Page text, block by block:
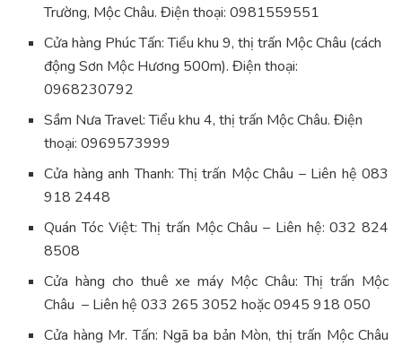
Trường, Mộc Châu. Điện thoại: 0981559551
Cửa hàng Phúc Tấn: Tiểu khu 9, thị trấn Mộc Châu (cách
động Sơn Mộc Hương 500m). Điện thoại:
0968230792
Sầm Nưa Travel: Tiểu khu 4, thị trấn Mộc Châu. Điện
thoại: 0969573999
Cửa hàng anh Thanh: Thị trấn Mộc Châu – Liên hệ 083
918 2448
Quán Tóc Việt: Thị trấn Mộc Châu – Liên hệ: 032 824
8508
Cửa hàng cho thuê xe máy Mộc Châu: Thị trấn Mộc
Châu – Liên hệ 033 265 3052 hoặc 0945 918 050
Cửa hàng Mr. Tấn: Ngã ba bản Mòn, thị trấn Mộc Châu